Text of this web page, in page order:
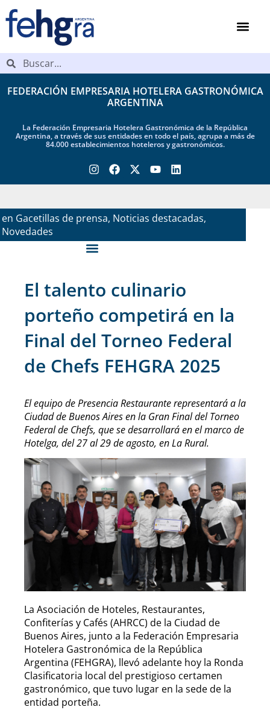
FEDERACIÓN EMPRESARIA HOTELERA GASTRONÓMICA
ARGENTINA
La Federación Empresaria Hotelera Gastronómica de la República
Argentina, a través de sus entidades en todo el país, agrupa a más de
84.000 establecimientos hoteleros y gastronómicos.
22 July, 2025
en Gacetillas de prensa, Noticias destacadas,
Novedades
El talento culinario
porteño competirá en la
Final del Torneo Federal
de Chefs FEHGRA 2025
El equipo de Presencia Restaurante representará a la
Ciudad de Buenos Aires en la Gran Final del Torneo
Federal de Chefs, que se desarrollará en el marco de
Hotelga, del 27 al 29 de agosto, en La Rural.
La Asociación de Hoteles, Restaurantes,
Confiterías y Cafés (AHRCC) de la Ciudad de
Buenos Aires, junto a la Federación Empresaria
Hotelera Gastronómica de la República
Argentina (FEHGRA), llevó adelante hoy la Ronda
Clasificatoria local del prestigioso certamen
gastronómico, que tuvo lugar en la sede de la
entidad porteña.